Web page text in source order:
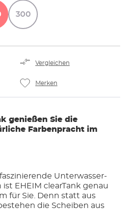
300
Vergleichen
Merken
genießen Sie die
Farbenpracht im
Unterwasser-
ist EHEIM clearTank genau
für Sie. Denn statt aus
die Scheiben aus